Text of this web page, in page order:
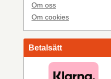
Om oss
Om cookies
Betalsätt